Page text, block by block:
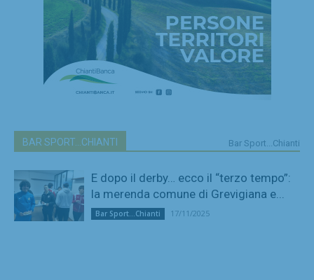
BAR SPORT...CHIANTI Bar Sport...Chianti
E dopo il derby… ecco il “terzo tempo”:
la merenda comune di Grevigiana e...
Bar Sport...Chianti 17/11/2025